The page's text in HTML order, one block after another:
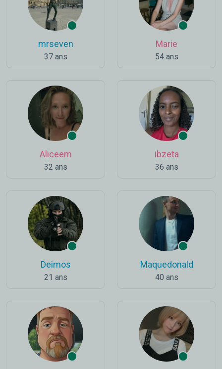
mrseven
37 ans
Marie
54 ans
Aliceem
32 ans
ibzeta
36 ans
Deimos
21 ans
Maquedonald
40 ans